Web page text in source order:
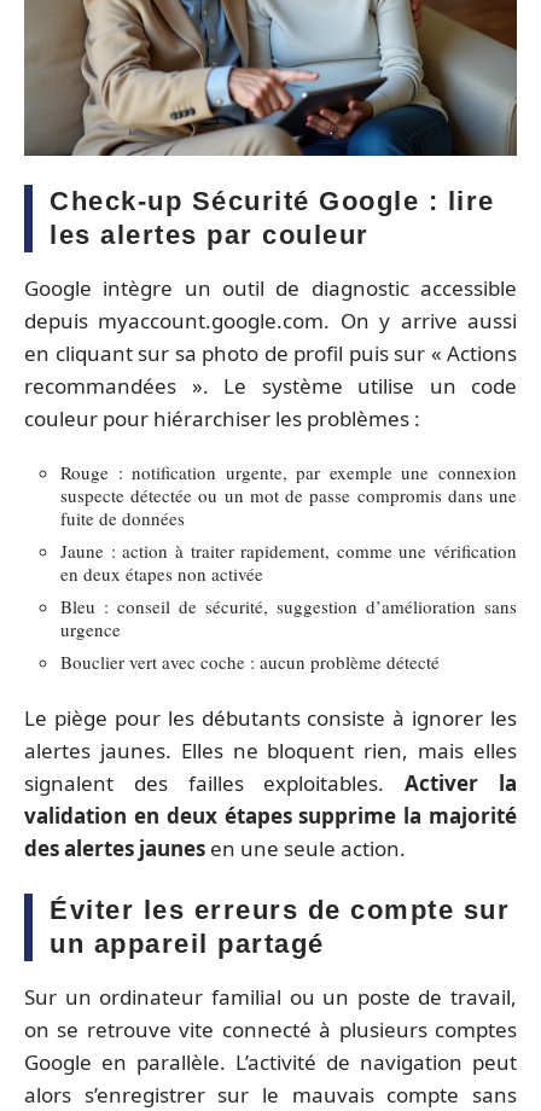
Check-up Sécurité Google : lire
les alertes par couleur
Google intègre un outil de diagnostic accessible
depuis myaccount.google.com. On y arrive aussi
en cliquant sur sa photo de profil puis sur « Actions
recommandées ». Le système utilise un code
couleur pour hiérarchiser les problèmes :
Rouge : notification urgente, par exemple une connexion
suspecte détectée ou un mot de passe compromis dans une
fuite de données
Jaune : action à traiter rapidement, comme une vérification
en deux étapes non activée
Bleu : conseil de sécurité, suggestion d’amélioration sans
urgence
Bouclier vert avec coche : aucun problème détecté
Le piège pour les débutants consiste à ignorer les
alertes jaunes. Elles ne bloquent rien, mais elles
signalent des failles exploitables.Activer la
validation en deux étapes supprime la majorité
des alertes jaunes en une seule action.
Éviter les erreurs de compte sur
un appareil partagé
Sur un ordinateur familial ou un poste de travail,
on se retrouve vite connecté à plusieurs comptes
Google en parallèle. L’activité de navigation peut
alors s’enregistrer sur le mauvais compte sans